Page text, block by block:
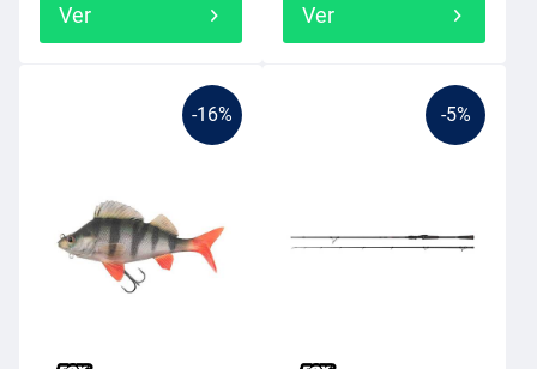
Ver Ver
-16% -5%